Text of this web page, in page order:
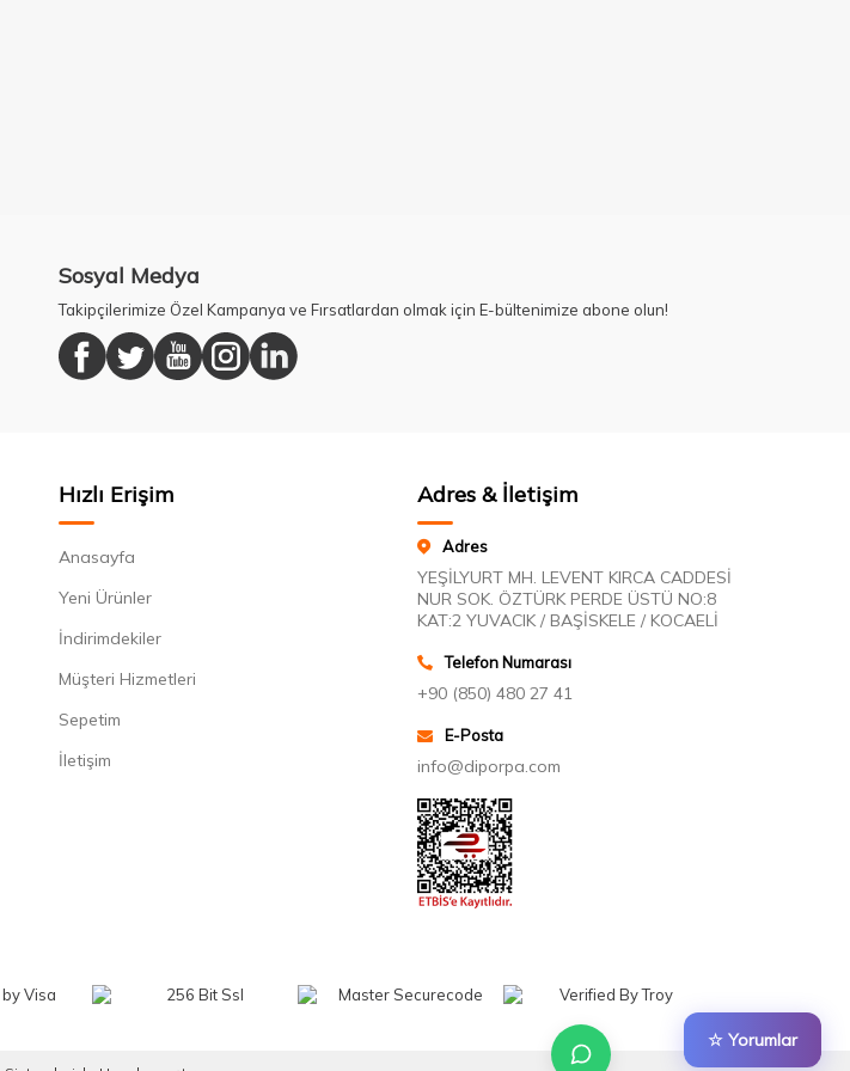
☆ Yorumlar
Sosyal Medya
Takipçilerimize Özel Kampanya ve Fırsatlardan olmak için E-bültenimize abone olun!
Hızlı Erişim
Anasayfa
Yeni Ürünler
İndirimdekiler
Müşteri Hizmetleri
Sepetim
İletişim
Adres & İletişim
Adres
YEŞİLYURT MH. LEVENT KIRCA CADDESİ
NUR SOK. ÖZTÜRK PERDE ÜSTÜ NO:8
KAT:2 YUVACIK / BAŞİSKELE / KOCAELİ
Telefon Numarası
+90 (850) 480 27 41
E-Posta
info@diporpa.com